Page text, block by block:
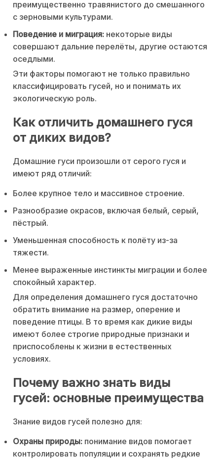
преимущественно травянистого до смешанного
с зерновыми культурами.
Поведение и миграция: некоторые виды
совершают дальние перелёты, другие остаются
оседлыми.
Эти факторы помогают не только правильно
классифицировать гусей, но и понимать их
экологическую роль.
Как отличить домашнего гуся
от диких видов?
Домашние гуси произошли от серого гуся и
имеют ряд отличий:
Более крупное тело и массивное строение.
Разнообразие окрасов, включая белый, серый,
пёстрый.
Уменьшенная способность к полёту из-за
тяжести.
Менее выраженные инстинкты миграции и более
спокойный характер.
Для определения домашнего гуся достаточно
обратить внимание на размер, оперение и
поведение птицы. В то время как дикие виды
имеют более строгие природные признаки и
приспособлены к жизни в естественных
условиях.
Почему важно знать виды
гусей: основные преимущества
Знание видов гусей полезно для:
Охраны природы: понимание видов помогает
контролировать популяции и сохранять редкие